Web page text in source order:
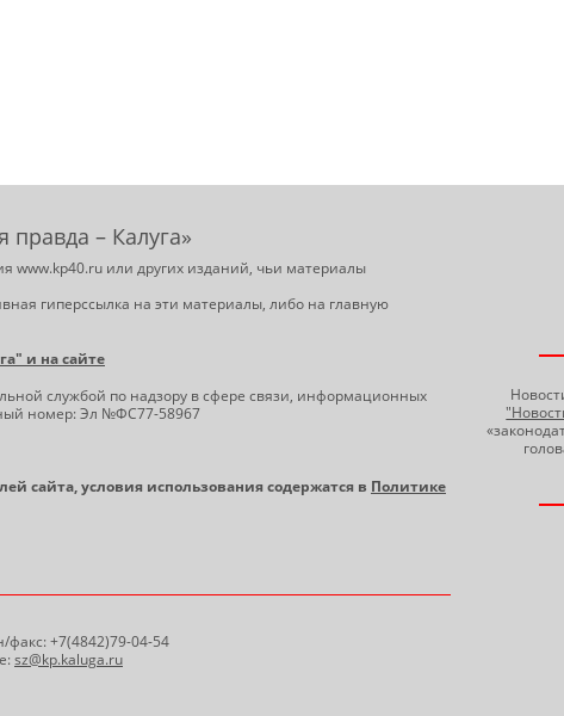
– Калуга»
www.kp40.ru или других изданий, чьи материалы
гиперссылка на эти материалы, либо на главную
и на сайте
службой по надзору в сфере связи, информационных
номер: Эл №ФС77-58967
сайта, условия использования содержатся в Политике
факс: +7(4842)79-04-54
sz@kp.kaluga.ru